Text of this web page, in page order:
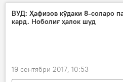
ВУД: Ҳафизов кӯдаки 8-соларо
кард. Ноболиғ ҳалок шуд
19 сентябри 2017, 10:53